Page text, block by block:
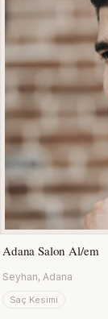
Adana Salon Al/em
Seyhan, Adana
Saç Kesimi